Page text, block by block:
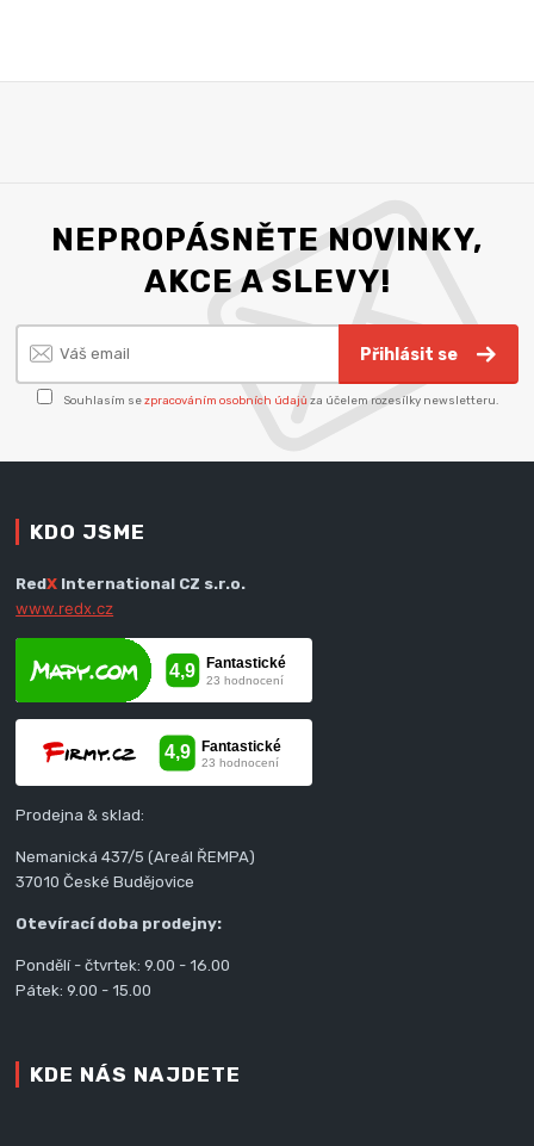
NEPROPÁSNĚTE NOVINKY,
AKCE A SLEVY!
Přihlásit se
Souhlasím sezpracováním osobních údajů za účelem rozesílky newsletteru.
KDO JSME
RedX International CZ s.r.o.
www.redx.cz
Prodejna & sklad:
Nemanická 437/5 (Areál ŘEMPA)
37010 České Budějovice
Otevírací doba prodejny:
Pondělí - čtvrtek: 9.00 - 16.00
Pátek: 9.00 - 15.00
KDE NÁS NAJDETE